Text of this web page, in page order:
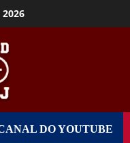
DO YOUTUBE